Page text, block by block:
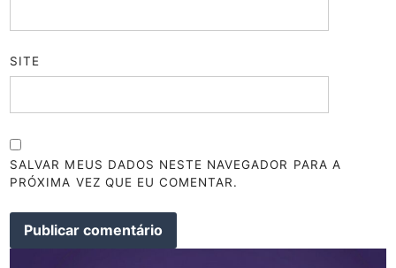
SITE
SALVAR MEUS DADOS NESTE NAVEGADOR PARA A
PRÓXIMA VEZ QUE EU COMENTAR.